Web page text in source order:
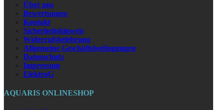
Über uns
Bewertungen
Kontakt
Sicherheitshinweis
Widerrufsbelehrung
Allgemeine Geschäftsbedingungen
Datenschutz
Impressum
ElektroG
AQUARIS ONLINESHOP